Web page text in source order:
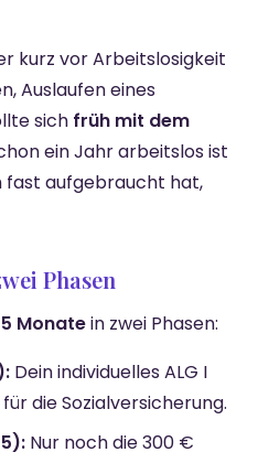
kurz vor Arbeitslosigkeit
Auslaufen eines
sich früh mit dem
ein Jahr arbeitslos ist
fast aufgebraucht hat,
Phasen
Monatein zwei Phasen:
Dein individuelles ALG I
die Sozialversicherung.
Nur noch die 300 €